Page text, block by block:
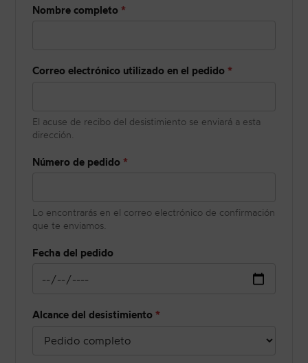
Nombre completo*
Correo electrónico utilizado en el pedido*
El acuse de recibo del desistimiento se enviará a esta
dirección.
Número de pedido*
Lo encontrarás en el correo electrónico de confirmación
que te enviamos.
Fecha del pedido
Alcance del desistimiento*